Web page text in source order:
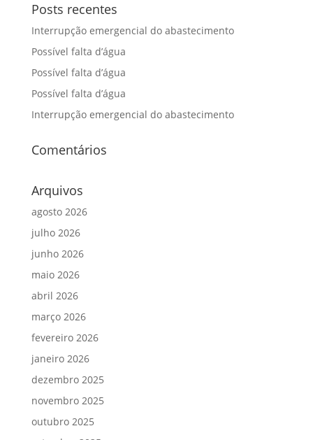
Posts recentes
Interrupção emergencial do abastecimento
Possível falta d’água
Possível falta d’água
Possível falta d’água
Interrupção emergencial do abastecimento
Comentários
Arquivos
agosto 2026
julho 2026
junho 2026
maio 2026
abril 2026
março 2026
fevereiro 2026
janeiro 2026
dezembro 2025
novembro 2025
outubro 2025